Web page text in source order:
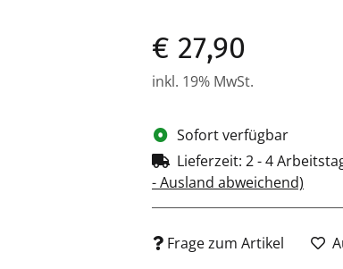
€ 27,90
inkl. 19% MwSt.
Sofort verfügbar
Lieferzeit: 2 - 4
- Ausland abweichend)
Frage zum Artikel